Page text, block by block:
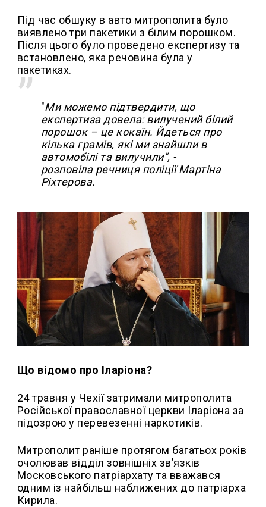
Під час обшуку в авто митрополита було
виявлено три пакетики з білим порошком.
Після цього було проведено експертизу та
встановлено, яка речовина була у
пакетиках.
"Ми можемо підтвердити, що
експертиза довела: вилучений білий
порошок – це кокаїн. Йдеться про
кілька грамів, які ми знайшли в
автомобілі та вилучили", -
розповіла речниця поліції Мартіна
Ріхтерова.
Що відомо про Іларіона?
24 травня у Чехії затримали митрополита
Російської православної церкви Іларіона за
підозрою у перевезенні наркотиків.
Митрополит раніше протягом багатьох років
очолював відділ зовнішніх зв’язків
Московського патріархату та вважався
одним із найбільш наближених до патріарха
Кирила.